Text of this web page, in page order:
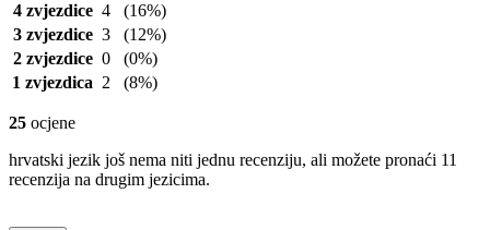
4 zvjezdice 4
(16%)
3 zvjezdice 3
(12%)
2 zvjezdice 0
(0%)
1 zvjezdica 2 (8%)
25 ocjene
hrvatski jezik još nema niti jednu recenziju, ali možete pronaći 11
recenzija na drugim jezicima.